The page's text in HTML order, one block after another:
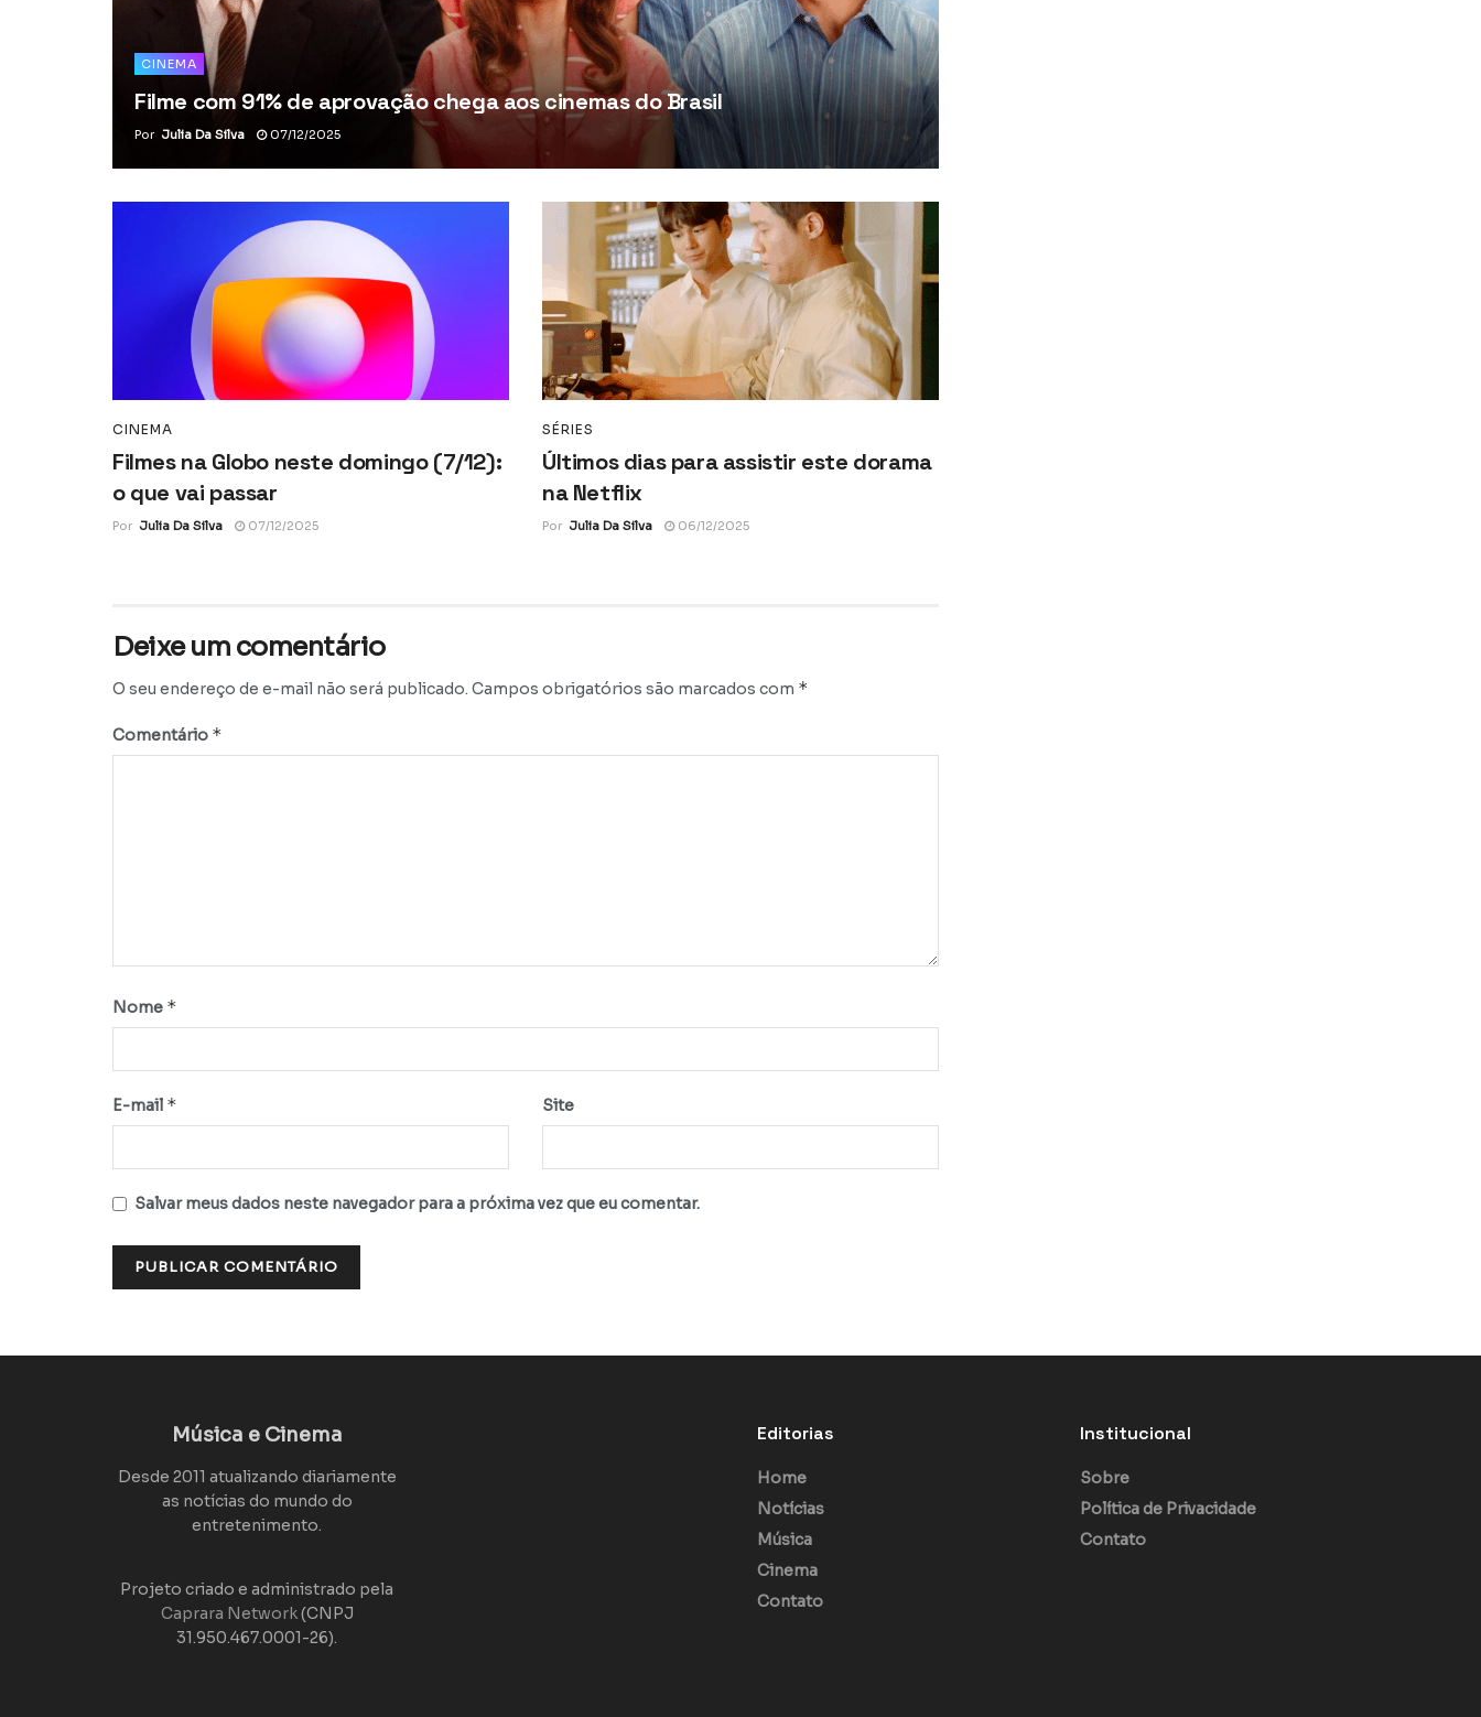
CINEMA
Filme com 91% de aprovação chega aos cinemas do Brasil
Por Julia Da Silva 07/12/2025
CINEMA
Filmes na Globo neste domingo (7/12):
o que vai passar
Por Julia Da Silva 07/12/2025
SÉRIES
Últimos dias para assistir este dorama
na Netflix
Por Julia Da Silva 06/12/2025
Deixe um comentário
O seu endereço de e-mail não será publicado. Campos obrigatórios são marcados com *
Comentário *
Nome *
E-mail * Site
Salvar meus dados neste navegador para a próxima vez que eu comentar.
Música e Cinema
Desde 2011 atualizando diariamente
as notícias do mundo do
entretenimento.
Projeto criado e administrado pela
Caprara Network(CNPJ
31.950.467.0001-26).
Editorias
Home
Notícias
Música
Cinema
Contato
Institucional
Sobre
Política de Privacidade
Contato